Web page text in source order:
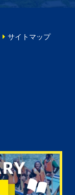
サイトマップ